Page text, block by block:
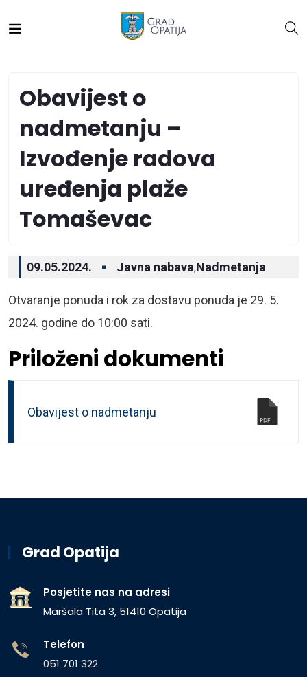
Obavijest o
nadmetanju –
Izvođenje radova
uređenja plaže
Tomaševac
09.05.2024. Javna nabava,Nadmetanja
Otvaranje ponuda i rok za dostavu ponuda je 29. 5.
2024. godine do 10:00 sati.
Priloženi dokumenti
Obavijest o nadmetanju
Grad Opatija
Posjetite nas na adresi
Maršala Tita 3, 51410 Opatija
Telefon
051 701 322